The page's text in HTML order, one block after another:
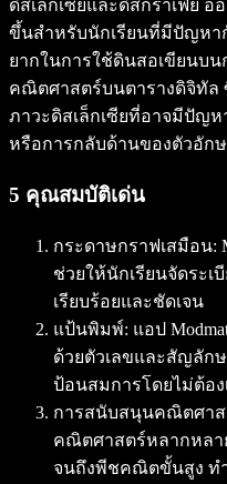
ดิสเล็กเซียและดิสกราเฟีย
ขึ้นสำหรับนักเรียนที่มีปัญหา
ยากในการใช้ดินสอเขียนบ
คณิตศาสตร์บนตารางดิจิทัล
ภาวะดิสเล็กเซียที่อาจมีปัญ
หรือการกลับด้านของตัวอักษ
5 คุณสมบัติเด่น
กระดาษกราฟเสมือน:
ช่วยให้นักเรียนจัดระ
เรียบร้อยและชัดเจน
แป้นพิมพ์: แอป
ด้วยตัวเลขและสัญลัก
ป้อนสมการโดยไม่ต้อง
การสนับสนุนคณิตศาส
คณิตศาสตร์หลากหลา
จนถึงพีชคณิตขั้นสูง ท